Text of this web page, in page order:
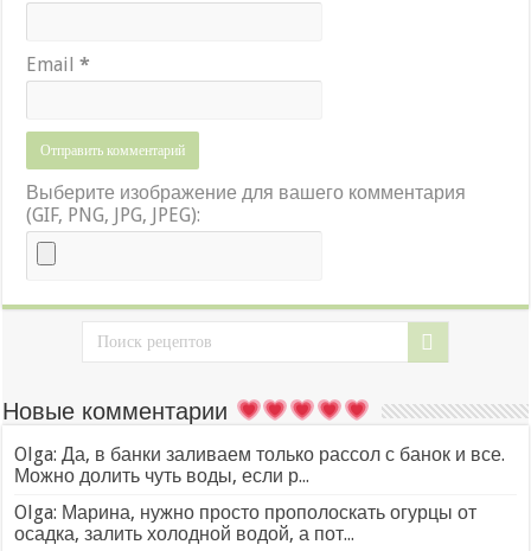
Email*
Выберите изображение для вашего комментария
(GIF, PNG, JPG, JPEG):
Новые комментарии
Olga: Да, в банки заливаем только рассол с банок и все.
Можно долить чуть воды, если р...
Olga: Марина, нужно просто прополоскать огурцы от
осадка, залить холодной водой, а пот...